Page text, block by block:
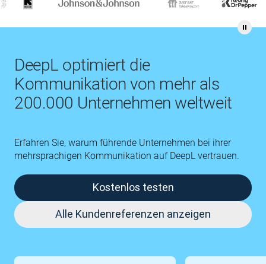
DeepL optimiert die
Kommunikation von mehr als
200.000 Unternehmen weltweit
Erfahren Sie, warum führende Unternehmen bei ihrer
mehrsprachigen Kommunikation auf DeepL vertrauen.
Kostenlos testen
Alle Kundenreferenzen anzeigen